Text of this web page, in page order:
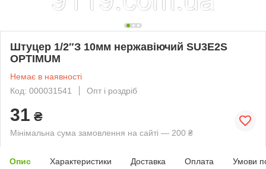
Штуцер 1/2″З 10мм нержавіючий SU3E2S
OPTIMUM
Немає в наявності
Код: 000031541
Опт і роздріб
31 ₴
Мінімальна сума замовлення на сайті — 200 ₴
Опис Характеристики Доставка Оплата Умови